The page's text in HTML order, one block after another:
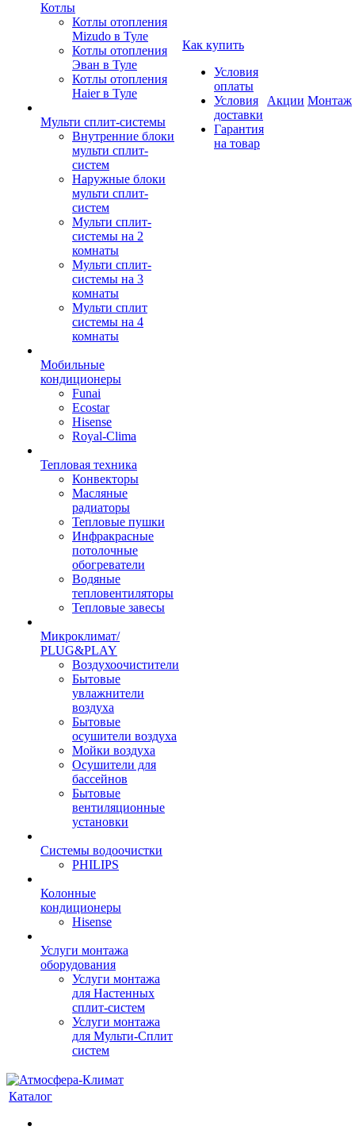
Котлы
Котлы отопления
Mizudo в Туле
Котлы отопления
Эван в Туле
Котлы отопления
Haier в Туле
Мульти сплит-системы
Внутренние блоки
мульти сплит-
систем
Наружные блоки
мульти сплит-
систем
Мульти сплит-
системы на 2
комнаты
Мульти сплит-
системы на 3
комнаты
Мульти сплит
системы на 4
комнаты
Мобильные
кондиционеры
Funai
Ecostar
Hisense
Royal-Clima
Тепловая техника
Конвекторы
Масляные
радиаторы
Тепловые пушки
Инфракрасные
потолочные
обогреватели
Водяные
тепловентиляторы
Тепловые завесы
Микроклимат/
PLUG&PLAY
Воздухоочистители
Бытовые
увлажнители
воздуха
Бытовые
осушители воздуха
Мойки воздуха
Осушители для
бассейнов
Бытовые
вентиляционные
установки
Системы водоочистки
PHILIPS
Колонные
кондиционеры
Hisense
Услуги монтажа
оборудования
Услуги монтажа
для Настенных
сплит-систем
Услуги монтажа
для Мульти-Сплит
систем
Как купить
Условия
оплаты
Условия
доставки
Гарантия
на товар
Акции Монтаж
Каталог